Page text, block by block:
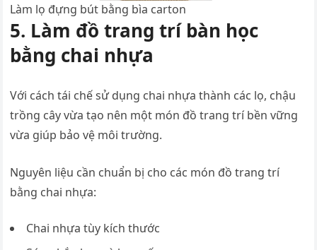
Làm lọ đựng bút bằng bìa carton
5. Làm đồ trang trí bàn học
bằng chai nhựa
Với cách tái chế sử dụng chai nhựa thành các lọ, chậu
trồng cây vừa tạo nên một món đồ trang trí bền vững
vừa giúp bảo vệ môi trường.
Nguyên liệu cần chuẩn bị cho các món đồ trang trí
bằng chai nhựa:
Chai nhựa tùy kích thước